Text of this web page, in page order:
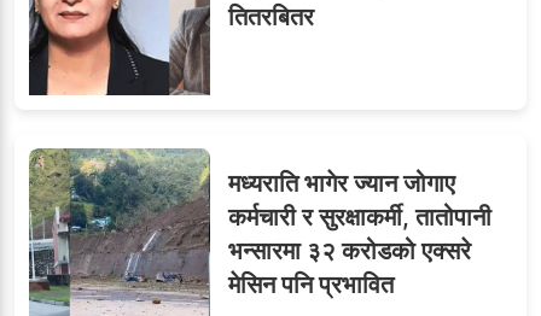
तितरबितर
मध्यराति भागेर ज्यान जोगाए
कर्मचारी र सुरक्षाकर्मी, तातोपानी
भन्सारमा ३२ करोडको एक्सरे
मेसिन पनि प्रभावित